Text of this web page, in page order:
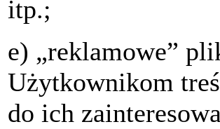
itp.;
e) „reklamowe”
Użytkownikom
do ich